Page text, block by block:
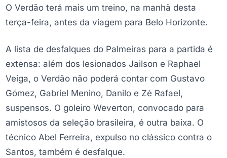
O Verdão terá mais um treino, na manhã desta
terça-feira, antes da viagem para Belo Horizonte.
A lista de desfalques do Palmeiras para a partida é
extensa: além dos lesionados Jailson e Raphael
Veiga, o Verdão não poderá contar com Gustavo
Gómez, Gabriel Menino, Danilo e Zé Rafael,
suspensos. O goleiro Weverton, convocado para
amistosos da seleção brasileira, é outra baixa. O
técnico Abel Ferreira, expulso no clássico contra o
Santos, também é desfalque.